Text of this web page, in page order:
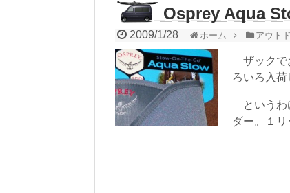
Osprey Aqua
2009/1/28 ホーム アウト
ザックで
ろいろ入荷
というわ
ダー。１リ